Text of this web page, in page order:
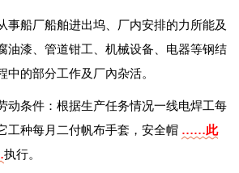
事船厂船舶进出坞、厂内安排的力所能及
油漆、管道钳工、机械设备、电器等钢结
中的部分工作及厂內杂活。
动条件：根据生产任务情况一线电焊工每
工种每月二付帆布手套，安全帽 ……此
执行。